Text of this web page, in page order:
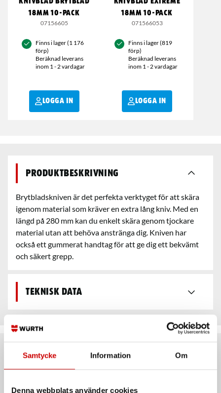
Samtycke Information Om
Denna webbplats använder cookies
18MM 10-PACK
07156605
Finns i lager (1 176
förp)
Beräknad leverans
inom 1 - 2 vardagar
LOGGA IN
18MM 10-PACK
071566053
Finns i lager (819
förp)
Beräknad leverans
inom 1 - 2 vardagar
LOGGA IN
Produktbeskrivning
Brytbladskniven är det perfekta verktyget för att skära
igenom material som kräver en extra lång kniv. Med en
längd på 280 mm kan du enkelt skära genom tjockare
material utan att behöva anstränga dig. Kniven har
också ett gummerat handtag för att ge dig ett bekvämt
och säkert grepp.
Teknisk data
Rekommenderat baserat på vald produkt